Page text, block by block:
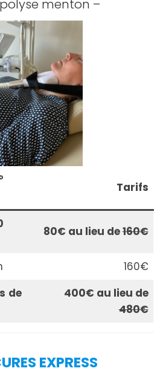
menton –
Tarifs
80€ au lieu de160€
160€
de
400€ au lieu de
480€
EXPRESS